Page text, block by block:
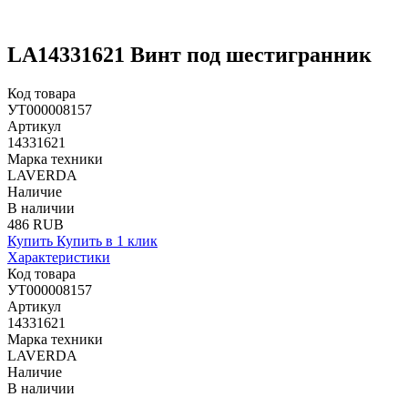
LA14331621 Винт под шестигранник
Код товара
УТ000008157
Артикул
14331621
Марка техники
LAVERDA
Наличие
В наличии
486 RUB
Купить Купить в 1 клик
Характеристики
Код товара
УТ000008157
Артикул
14331621
Марка техники
LAVERDA
Наличие
В наличии